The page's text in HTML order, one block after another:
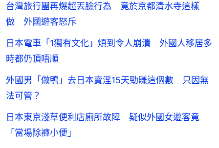
台灣旅行團再爆超丟臉行為 竟於京都清水寺這樣
做 外國遊客怒斥
日本電車「1獨有文化」煩到令人崩潰 外國人移居多
時都仍頂唔順
外國男「做鴨」去日本賣淫15天勁賺這個數 只因無
法可管？
日本東京淺草便利店廁所故障 疑似外國女遊客竟
「當場除褲小便」